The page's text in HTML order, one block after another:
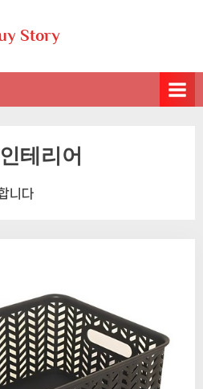
Story
테리어
니다